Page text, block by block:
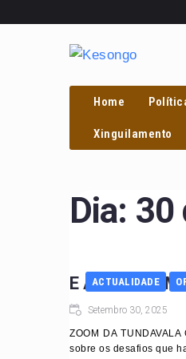
Home
Xinguilamento
Dia: 30
ACTUALIDADE
E ASSIM
Setembro 30, 2025
ZOOM DA
sobre os desafios que